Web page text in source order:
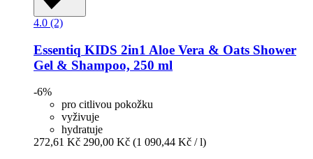
4.0 (2)
Essentiq KIDS 2in1 Aloe Vera & Oats Shower
Gel & Shampoo, 250 ml
-6%
pro citlivou pokožku
vyživuje
hydratuje
272,61 Kč 290,00 Kč (1 090,44 Kč / l)